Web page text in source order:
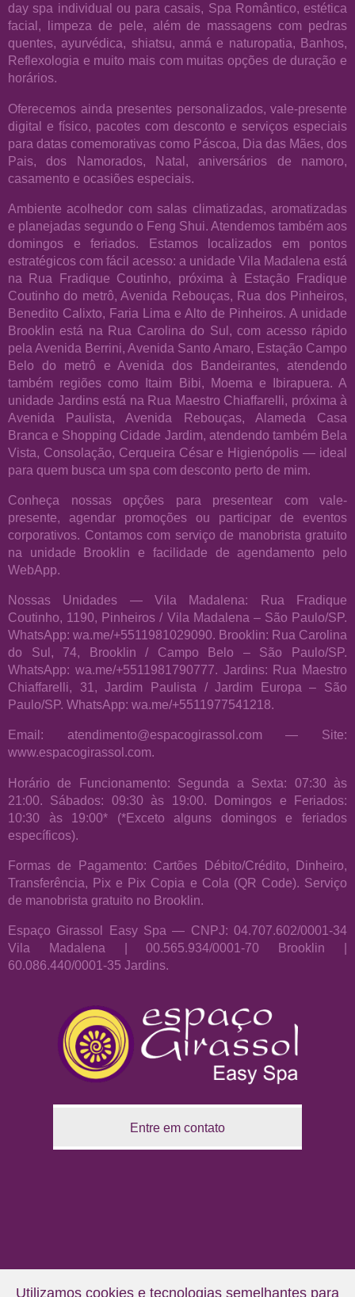
day spa individual ou para casais, Spa Romântico, estética
facial, limpeza de pele, além de massagens com pedras
quentes, ayurvédica, shiatsu, anmá e naturopatia, Banhos,
Reflexologia e muito mais com muitas opções de duração e
horários.
Oferecemos ainda presentes personalizados, vale-presente
digital e físico, pacotes com desconto e serviços especiais
para datas comemorativas como Páscoa, Dia das Mães, dos
Pais, dos Namorados, Natal, aniversários de namoro,
casamento e ocasiões especiais.
Ambiente acolhedor com salas climatizadas, aromatizadas
e planejadas segundo o Feng Shui. Atendemos também aos
domingos e feriados. Estamos localizados em pontos
estratégicos com fácil acesso: a unidade Vila Madalena está
na Rua Fradique Coutinho, próxima à Estação Fradique
Coutinho do metrô, Avenida Rebouças, Rua dos Pinheiros,
Benedito Calixto, Faria Lima e Alto de Pinheiros. A unidade
Brooklin está na Rua Carolina do Sul, com acesso rápido
pela Avenida Berrini, Avenida Santo Amaro, Estação Campo
Belo do metrô e Avenida dos Bandeirantes, atendendo
também regiões como Itaim Bibi, Moema e Ibirapuera. A
unidade Jardins está na Rua Maestro Chiaffarelli, próxima à
Avenida Paulista, Avenida Rebouças, Alameda Casa
Branca e Shopping Cidade Jardim, atendendo também Bela
Vista, Consolação, Cerqueira César e Higienópolis — ideal
para quem busca um spa com desconto perto de mim.
Conheça nossas opções para presentear com vale-
presente, agendar promoções ou participar de eventos
corporativos. Contamos com serviço de manobrista gratuito
na unidade Brooklin e facilidade de agendamento pelo
WebApp.
Nossas Unidades — Vila Madalena: Rua Fradique
Coutinho, 1190, Pinheiros / Vila Madalena – São Paulo/SP.
WhatsApp: wa.me/+5511981029090. Brooklin: Rua Carolina
do Sul, 74, Brooklin / Campo Belo – São Paulo/SP.
WhatsApp: wa.me/+5511981790777. Jardins: Rua Maestro
Chiaffarelli, 31, Jardim Paulista / Jardim Europa – São
Paulo/SP. WhatsApp: wa.me/+5511977541218.
Email: atendimento@espacogirassol.com — Site:
www.espacogirassol.com.
Horário de Funcionamento: Segunda a Sexta: 07:30 às
21:00. Sábados: 09:30 às 19:00. Domingos e Feriados:
10:30 às 19:00* (*Exceto alguns domingos e feriados
específicos).
Formas de Pagamento: Cartões Débito/Crédito, Dinheiro,
Transferência, Pix e Pix Copia e Cola (QR Code). Serviço
de manobrista gratuito no Brooklin.
Espaço Girassol Easy Spa — CNPJ: 04.707.602/0001-34
Vila Madalena | 00.565.934/0001-70 Brooklin |
60.086.440/0001-35 Jardins.
Entre em contato
Utilizamos cookies e tecnologias semelhantes para